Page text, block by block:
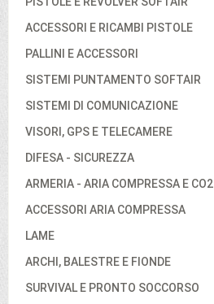
ACCESSORI E RICAMBI PISTOLE
PALLINI E ACCESSORI
SISTEMI PUNTAMENTO SOFTAIR
SISTEMI DI COMUNICAZIONE
VISORI, GPS E TELECAMERE
DIFESA - SICUREZZA
ARMERIA - ARIA COMPRESSA E CO2
ACCESSORI ARIA COMPRESSA
LAME
ARCHI, BALESTRE E FIONDE
SURVIVAL E PRONTO SOCCORSO